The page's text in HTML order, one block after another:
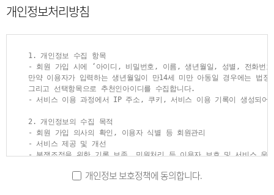
제3조 (용어의 정의)
1. 이용자 : 서비스에 접속하여 당 사이트가 제공하는 서비스를 받는
3. 비회원 : 회원가입을 하지 않고 당 사이트가 제공하는 서비스를 이
4. ID(고유번호) : 회원 식별과 회원의 서비스 이용을 위하여 이용자
5. PASSWORD(비밀번호) : 회원의 정보 보호를 위해 이용자 자신이 설
6. 이용해지 : 당 사이트 또는 회원이 서비스 이용 이후 그 이용계약을
② 이 약관에서 사용하는 용어의 정의는 제1항에서 정하는 것을 제외
제2장 서비스 이용계약
개인정보처리방침
1. 개인정보 수집 항목
- 회원 가입 시에 ‘아이디, 비밀번호, 이름, 생년월일, 성별, 전화번
만약 이용자가 입력하는 생년월일이 만14세 미만 아동일 경우에는
그리고 선택항목으로 추천인아이디를 수집합니다.
- 서비스 이용 과정에서 IP 주소, 쿠키, 서비스 이용 기록이 생성되어
2. 개인정보의 수집 목적
- 회원 가입 의사의 확인, 이용자 식별 등 회원관리
- 서비스 제공 및 개선
- 분쟁조정을 위한 기록 보존, 민원처리 등 이용자 보호 및 서비스 운
개인정보 보호정책에 동의합니다.